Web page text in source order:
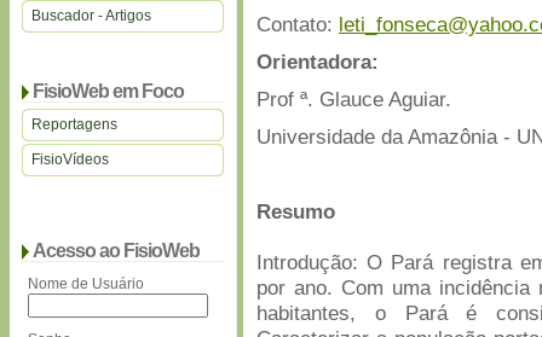
Buscador - Artigos
FisioWeb em Foco
Reportagens
FisioVídeos
Acesso ao FisioWeb
Nome de Usuário
Contato:
Orientadora:
Prof ª. Glauce Aguiar.
Universidade da Amazônia -
Resumo
Introdução: O Pará registra
por ano. Com uma
habitantes, o Pará é